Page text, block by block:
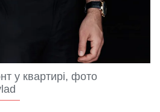
у квартирі, фото